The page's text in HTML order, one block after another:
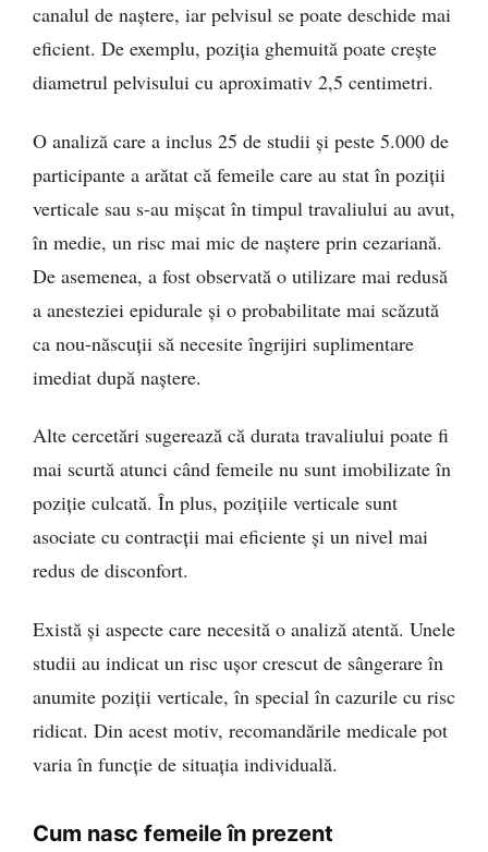
canalul de naștere, iar pelvisul se poate deschide mai
eficient. De exemplu, poziția ghemuită poate crește
diametrul pelvisului cu aproximativ 2,5 centimetri.
O analiză care a inclus 25 de studii și peste 5.000 de
participante a arătat că femeile care au stat în poziții
verticale sau s-au mișcat în timpul travaliului au avut,
în medie, un risc mai mic de naștere prin cezariană.
De asemenea, a fost observată o utilizare mai redusă
a anesteziei epidurale și o probabilitate mai scăzută
ca nou-născuții să necesite îngrijiri suplimentare
imediat după naștere.
Alte cercetări sugerează că durata travaliului poate fi
mai scurtă atunci când femeile nu sunt imobilizate în
poziție culcată. În plus, pozițiile verticale sunt
asociate cu contracții mai eficiente și un nivel mai
redus de disconfort.
Există și aspecte care necesită o analiză atentă. Unele
studii au indicat un risc ușor crescut de sângerare în
anumite poziții verticale, în special în cazurile cu risc
ridicat. Din acest motiv, recomandările medicale pot
varia în funcție de situația individuală.
Cum nasc femeile în prezent